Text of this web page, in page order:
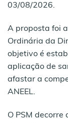
03/08/2026.
A proposta foi
Ordinária da
objetivo é
aplicação de
afastar a
ANEEL.
O PSM